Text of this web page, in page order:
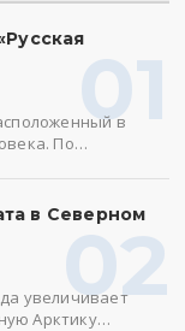
01
в
По…
02
в Северном
увеличивает
Арктику…